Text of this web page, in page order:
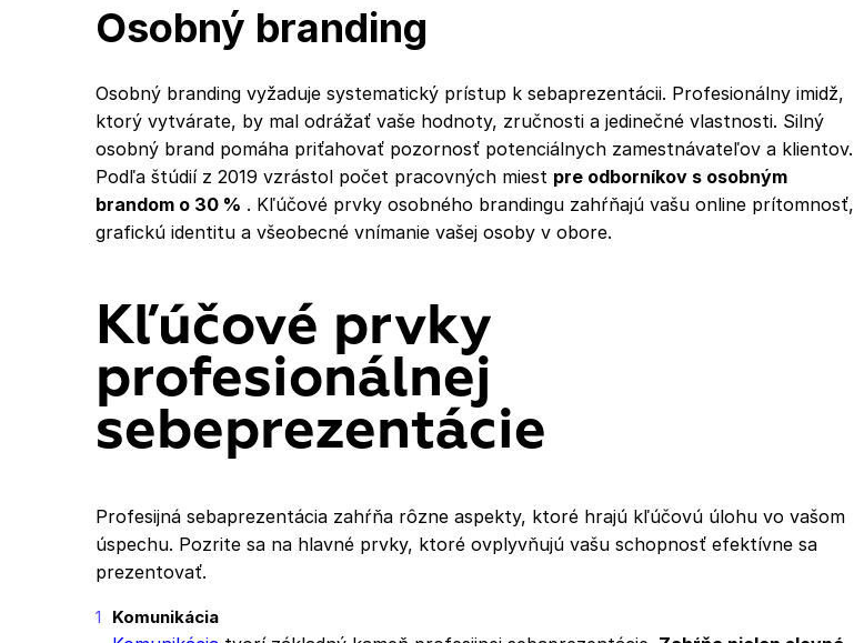
Osobný branding
Osobný branding vyžaduje systematický prístup k sebaprezentácii. Profesionálny imidž,
ktorý vytvárate, by mal odrážať vaše hodnoty, zručnosti a jedinečné vlastnosti. Silný
osobný brand pomáha priťahovať pozornosť potenciálnych zamestnávateľov a klientov.
Podľa štúdií z 2019 vzrástol počet pracovných miest pre odborníkov s osobným
brandom o 30 % . Kľúčové prvky osobného brandingu zahŕňajú vašu online prítomnosť,
grafickú identitu a všeobecné vnímanie vašej osoby v obore.
Kľúčové prvky
profesionálnej
sebeprezentácie
Profesijná sebaprezentácia zahŕňa rôzne aspekty, ktoré hrajú kľúčovú úlohu vo vašom
úspechu. Pozrite sa na hlavné prvky, ktoré ovplyvňujú vašu schopnosť efektívne sa
prezentovať.
Komunikácia